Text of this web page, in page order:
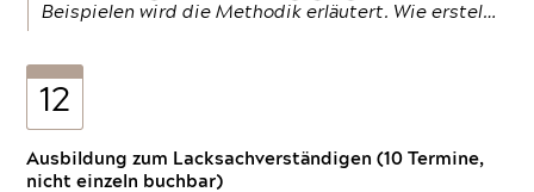
Beispielen wird die Methodik erläutert. Wie erstel…
12
Ausbildung zum Lacksachverständigen (10 Termine,
nicht einzeln buchbar)